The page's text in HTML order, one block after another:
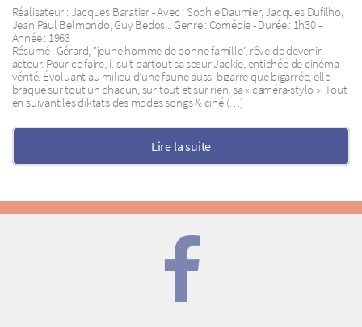
Réalisateur : Jacques Baratier - Avec : Sophie Daumier, Jacques Dufilho,
Jean Paul Belmondo, Guy Bedos... Genre : Comédie - Durée : 1h30 -
Année : 1963
Résumé : Gérard, "jeune homme de bonne famille", rêve de devenir
acteur. Pour ce faire, il suit partout sa sœur Jackie, entichée de cinéma-
vérité. Évoluant au milieu d’une faune aussi bizarre que bigarrée, elle
braque sur tout un chacun, sur tout et sur rien, sa « caméra-stylo ». Tout
en suivant les diktats des modes songs & ciné (…)
Lire la suite